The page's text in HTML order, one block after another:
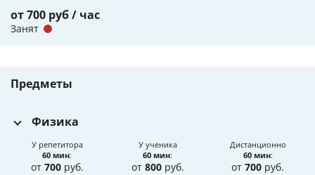
от 700 руб / час
Занят
Предметы
Физика
У репетитора
60 мин:
от 700руб.
У ученика
60 мин:
от 800руб.
Дистанционно
60 мин:
от700 руб.